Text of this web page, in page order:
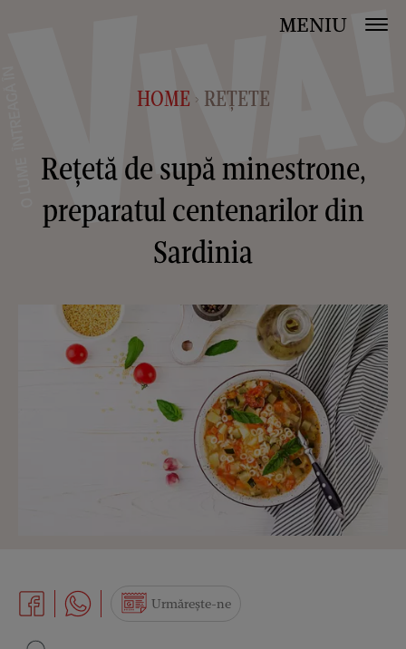
MENIU
HOME > REȚETE
Rețetă de supă minestrone,
preparatul centenarilor din
Sardinia
Urmărește-ne